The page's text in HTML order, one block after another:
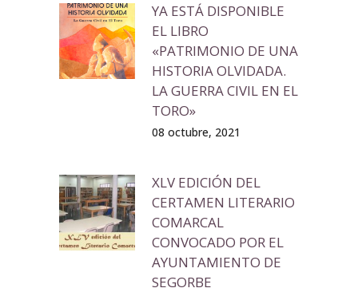
YA ESTÁ DISPONIBLE
EL LIBRO
«PATRIMONIO DE UNA
HISTORIA OLVIDADA.
LA GUERRA CIVIL EN EL
TORO»
08 octubre, 2021
XLV EDICIÓN DEL
CERTAMEN LITERARIO
COMARCAL
CONVOCADO POR EL
AYUNTAMIENTO DE
SEGORBE